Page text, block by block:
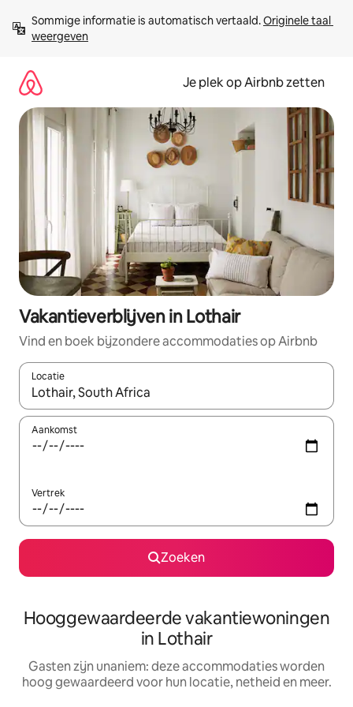
direct
naar
Sommige informatie is automatisch vertaald. Originele taal
weergeven
Je plek op Airbnb zetten
Vakantieverblijven in Lothair
Vind en boek bijzondere accommodaties op Airbnb
Locatie
Wanneer er resultaten beschikbaar zijn, maak je een keuze
Aankomst
Vertrek
Zoeken
Hooggewaardeerde vakantiewoningen
in Lothair
Gasten zijn unaniem: deze accommodaties worden
hoog gewaardeerd voor hun locatie, netheid en meer.